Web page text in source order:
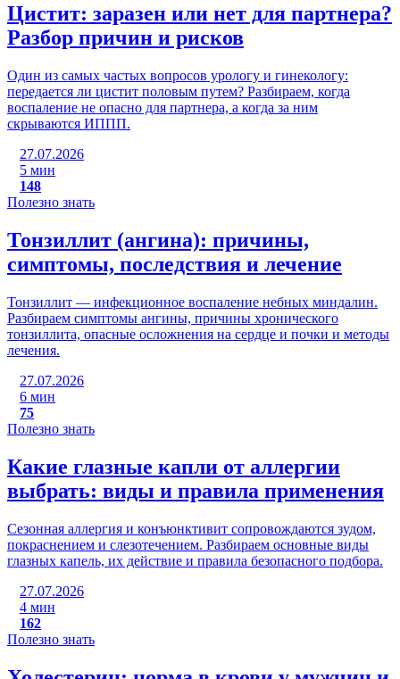
Цистит: заразен или нет для партнера?
Разбор причин и рисков
Один из самых частых вопросов урологу и гинекологу:
передается ли цистит половым путем? Разбираем, когда
воспаление не опасно для партнера, а когда за ним
скрываются ИППП.
27.07.2026
5 мин
148
Полезно знать
Тонзиллит (ангина): причины,
симптомы, последствия и лечение
Тонзиллит — инфекционное воспаление небных миндалин.
Разбираем симптомы ангины, причины хронического
тонзиллита, опасные осложнения на сердце и почки и методы
лечения.
27.07.2026
6 мин
75
Полезно знать
Какие глазные капли от аллергии
выбрать: виды и правила применения
Сезонная аллергия и конъюнктивит сопровождаются зудом,
покраснением и слезотечением. Разбираем основные виды
глазных капель, их действие и правила безопасного подбора.
27.07.2026
4 мин
162
Полезно знать